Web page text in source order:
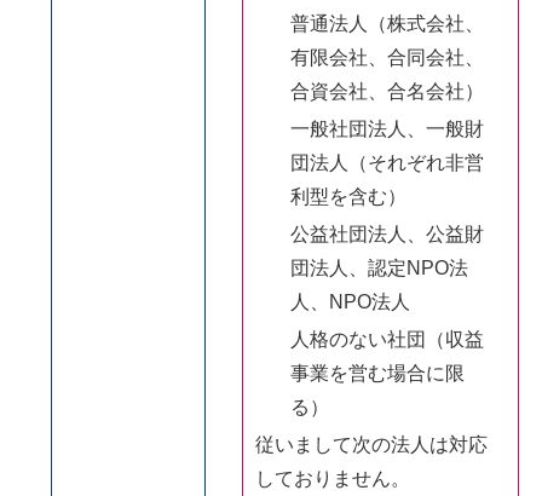
普通法人（株式会社、
有限会社、合同会社、
合資会社、合名会社）
一般社団法人、一般財
団法人（それぞれ非営
利型を含む）
公益社団法人、公益財
団法人、認定NPO法
人、NPO法人
人格のない社団（収益
事業を営む場合に限
る）
従いまして次の法人は対応
しておりません。